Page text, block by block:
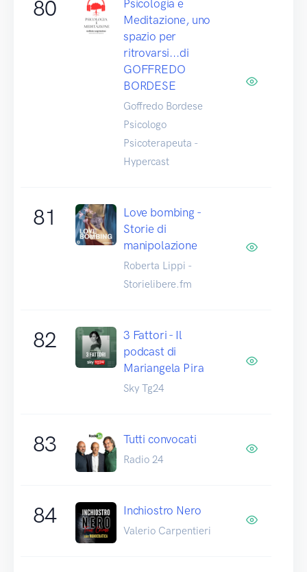
80
Psicologia e
Meditazione, uno
spazio per
ritrovarsi...di
GOFFREDO
BORDESE
Goffredo Bordese
Psicologo
Psicoterapeuta -
Hypercast
81
Love bombing -
Storie di
manipolazione
Roberta Lippi -
Storielibere.fm
82
3 Fattori - Il
podcast di
Mariangela Pira
Sky Tg24
83 Tutti convocati
Radio 24
84 Inchiostro Nero
Valerio Carpentieri